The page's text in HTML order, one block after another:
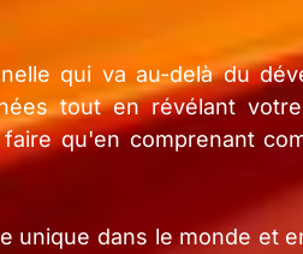
qui va au-delà du
tout en révélant
qu'en comprenant
unique dans le monde et